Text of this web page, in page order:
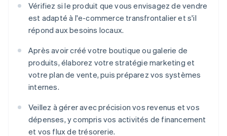
Vérifiez si le produit que vous envisagez de vendre
est adapté à l'e-commerce transfrontalier et s'il
répond aux besoins locaux.
Après avoir créé votre boutique ou galerie de
produits, élaborez votre stratégie marketing et
votre plan de vente, puis préparez vos systèmes
internes.
Veillez à gérer avec précision vos revenus et vos
dépenses, y compris vos activités de financement
et vos flux de trésorerie.